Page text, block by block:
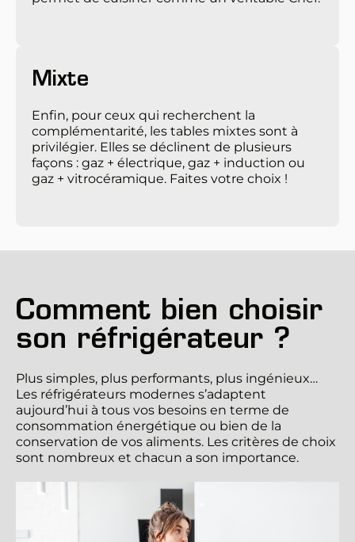
Mixte
Enfin, pour ceux qui recherchent la
complémentarité, les tables mixtes sont à
privilégier. Elles se déclinent de plusieurs
façons : gaz + électrique, gaz + induction ou
gaz + vitrocéramique. Faites votre choix !
Comment bien choisir
son réfrigérateur ?
Plus simples, plus performants, plus ingénieux…
Les réfrigérateurs modernes s’adaptent
aujourd’hui à tous vos besoins en terme de
consommation énergétique ou bien de la
conservation de vos aliments. Les critères de choix
sont nombreux et chacun a son importance.